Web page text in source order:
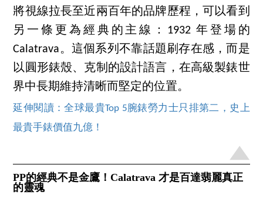
將視線拉長至近兩百年的品牌歷程，可以看到
另一條更為經典的主線：1932 年登場的
Calatrava。這個系列不靠話題刷存在感，而是
以圓形錶殼、克制的設計語言，在高級製錶世
界中長期維持清晰而堅定的位置。
延伸閱讀：全球最貴Top 5腕錶勞力士只排第二，史上
最貴手錶價值九億！
PP的經典不是金鷹！Calatrava 才是百達翡麗真正
的靈魂